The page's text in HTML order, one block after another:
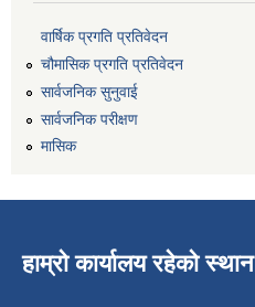
वार्षिक प्रगति प्रतिवेदन
चौमासिक प्रगति प्रतिवेदन
सार्वजनिक सुनुवाई
सार्वजनिक परीक्षण
मासिक
हाम्रो कार्यालय रहेको स्थान